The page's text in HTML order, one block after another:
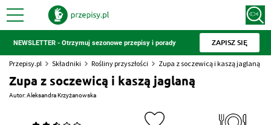
NEWSLETTER - Otrzymuj sezonowe przepisy i porady ZAPISZ SIĘ
Przepisy.pl Składniki Rośliny przyszłości Zupa z soczewicą i kaszą jaglaną
Zupa z soczewicą i kaszą jaglaną
Autor:Aleksandra Krzyżanowska